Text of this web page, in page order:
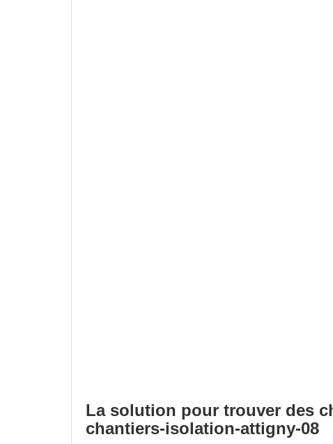
La solution pour trouver des
chantiers-isolation-attigny-08